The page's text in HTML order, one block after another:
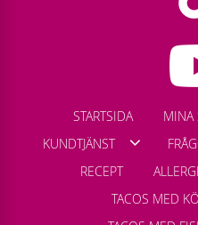
STARTSIDA MINA
KUNDTJÄNST
RECEPT
TACOS MED